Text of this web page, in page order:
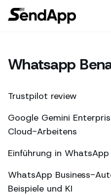
Whatsapp
Trustpilot review
Google Gemini
Cloud-Arbeitens
Einführung in
WhatsApp Business-
Beispiele und KI